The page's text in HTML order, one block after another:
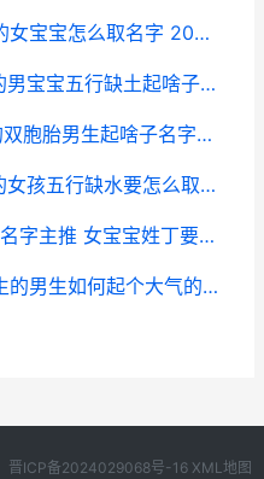
2026年十月十四出生的女宝宝怎么取名字 2026年10月14日阳历是多少
2026年9月23号出生的男宝宝五行缺土起啥子名字好听 2026年9月23号是星期几
2026年6月21号出生的双胞胎男生起啥子名字相对好 2026年6月21号出生的猪妞妞微信名字
2026年8月22号出生的女孩五行缺水要怎么取名字 2026年8月22号是什么日子
姓丁女宝宝甜美温柔的名字主推 女宝宝姓丁要取什么名字好
2026年十一月三十出生的男生如何起个大气的取名字呢 2026年十一月三号
晋ICP备2024029068号-16 XML地图